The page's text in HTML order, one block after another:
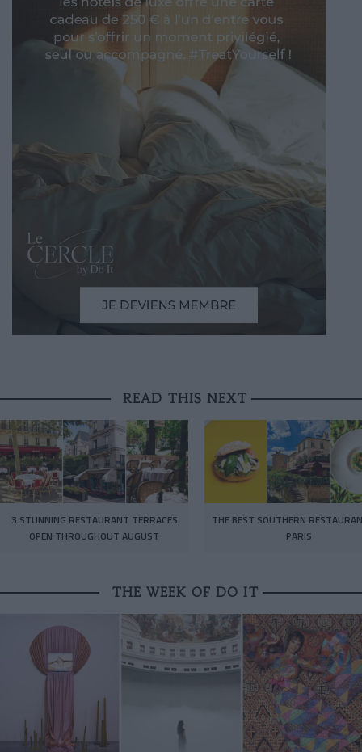
READ THIS NEXT
3 STUNNING RESTAURANT TERRACES
OPEN THROUGHOUT AUGUST
THE BEST SOUTHERN
PARIS
THE WEEK OF DO IT